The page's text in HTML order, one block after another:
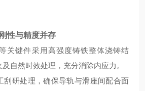
性与精度并存
关键件采用高强度铸铁整体浇铸结
自然时效处理，充分消除内应力。
刮研处理，确保导轨与滑座间配合面